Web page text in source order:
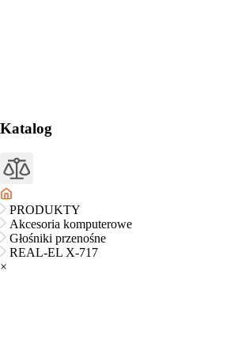
Katalog
PRODUKTY
Akcesoria komputerowe
Głośniki przenośne
REAL-EL X-717
×